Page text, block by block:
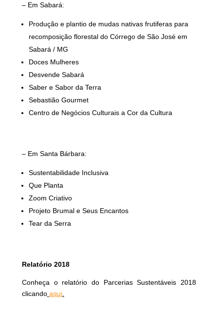
– Em Sabará:
Produção e plantio de mudas nativas frutiferas para
recomposição florestal do Córrego de São José em
Sabará / MG
Doces Mulheres
Desvende Sabará
Saber e Sabor da Terra
Sebastião Gourmet
Centro de Negócios Culturais a Cor da Cultura
– Em Santa Bárbara:
Sustentabilidade Inclusiva
Que Planta
Zoom Criativo
Projeto Brumal e Seus Encantos
Tear da Serra
Relatório 2018
Conheça o relatório do Parcerias Sustentáveis 2018
clicando aqui.